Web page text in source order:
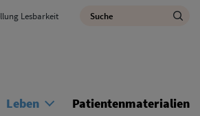
Lesbarkeit
Search
Leben Patientenmaterialien